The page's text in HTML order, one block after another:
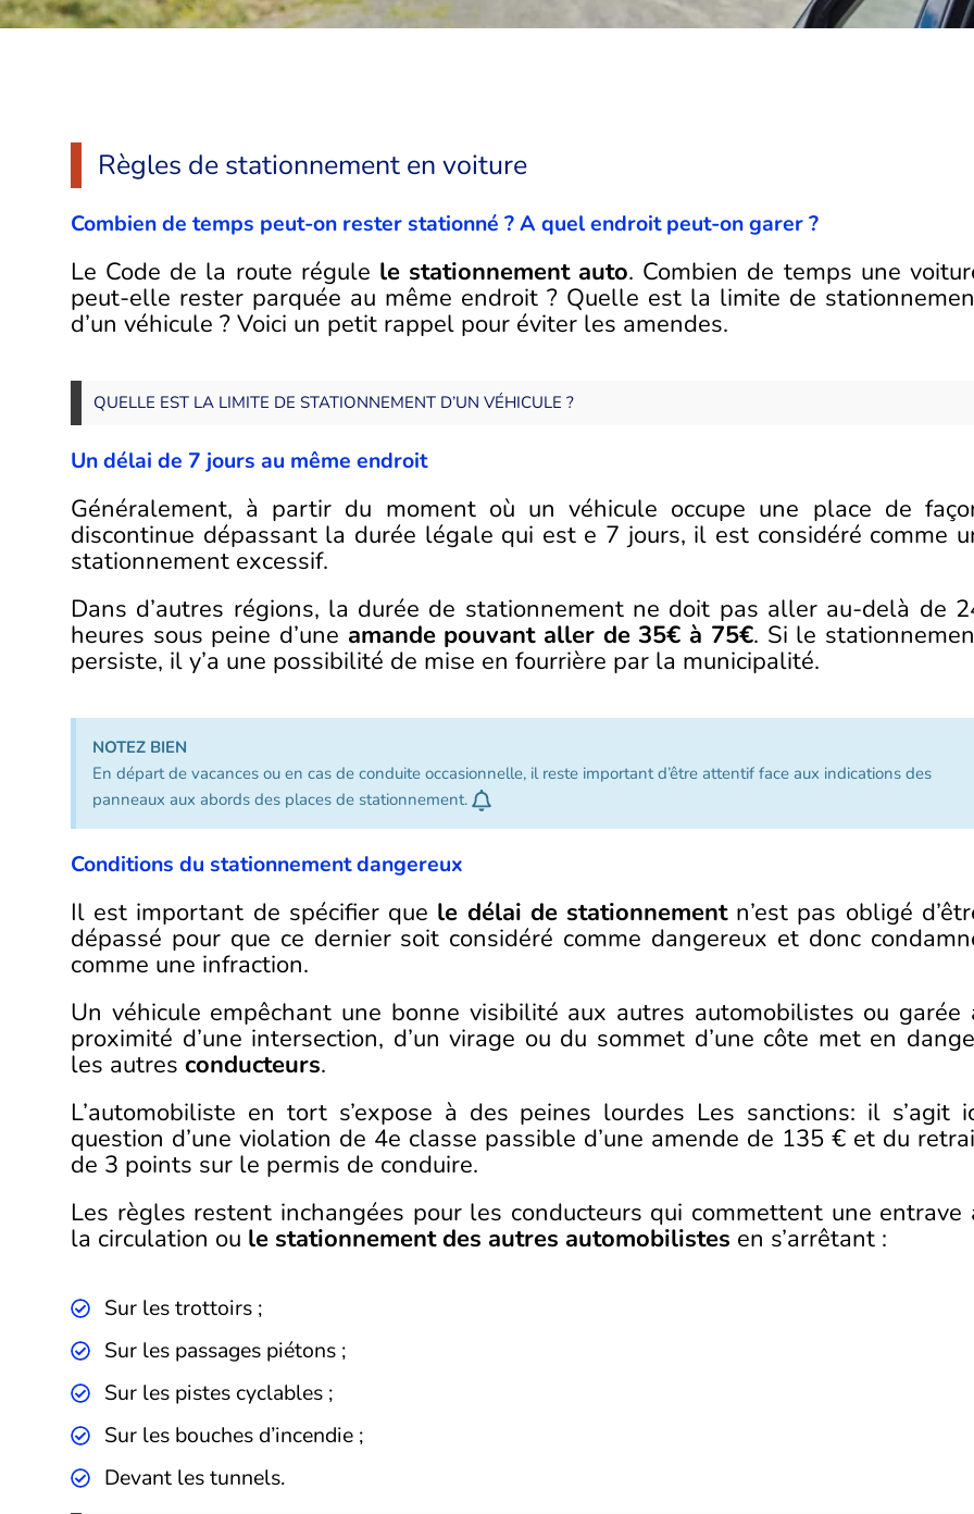
Règles de stationnement en voiture
Combien de temps peut-on rester stationné ? A quel endroit peut-on garer ?
Le Code de la route régule le stationnement auto. Combien de temps une
peut-elle rester parquée au même endroit ? Quelle est la limite de
d’un véhicule ? Voici un petit rappel pour éviter les amendes.
QUELLE EST LA LIMITE DE STATIONNEMENT D’UN VÉHICULE ?
Un délai de 7 jours au même endroit
Généralement, à partir du moment où un véhicule occupe une place de
discontinue dépassant la durée légale qui est e 7 jours, il est considéré comme
stationnement excessif.
Dans d’autres régions, la durée de stationnement ne doit pas aller au-delà de
heures sous peine d’une amande pouvant aller de 35€ à 75€. Si le
persiste, il y’a une possibilité de mise en fourrière par la municipalité.
NOTEZ BIEN
En départ de vacances ou en cas de conduite occasionnelle, il reste important d’être attentif face aux indications des
panneaux aux abords des places de stationnement.
Conditions du stationnement dangereux
Il est important de spécifier que le délai de stationnementn’est pas obligé
dépassé pour que ce dernier soit considéré comme dangereux et donc
comme une infraction.
Un véhicule empêchant une bonne visibilité aux autres automobilistes ou garée
proximité d’une intersection, d’un virage ou du sommet d’une côte met en
les autres conducteurs.
L’automobiliste en tort s’expose à des peines lourdes Les sanctions: il s’agit
question d’une violation de 4e classe passible d’une amende de 135 € et du
de 3 points sur le permis de conduire.
Les règles restent inchangées pour les conducteurs qui commettent une entrave
la circulation ou le stationnement des autres automobilistes en s’arrêtant :
Sur les trottoirs ;
Sur les passages piétons ;
Sur les pistes cyclables ;
Sur les bouches d’incendie ;
Devant les tunnels.